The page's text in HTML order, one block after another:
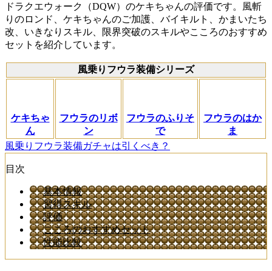
ドラクエウォーク（DQW）のケキちゃんの評価です。風斬
りのロンド、ケキちゃんのご加護、バイキルト、かまいたち
改、いきなりスキル、限界突破のスキルやこころのおすすめ
セットを紹介しています。
風乗りフウラ装備シリーズ
ケキちゃ
ん
フウラのリボ
ン
フウラのふりそ
で
フウラのはか
ま
風乗りフウラ装備ガチャは引くべき？
目次
基本情報
習得スキル
評価
こころのおすすめセット
性能比較